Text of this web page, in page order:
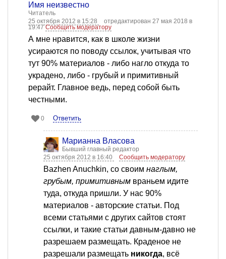
Имя неизвестно
Читатель
25 октября 2012 в 15:28
отредактирован 27 мая 2018 в
19:47Сообщить модератору
А мне нравится, как в школе жизни
усираются по поводу ссылок, учитывая что
тут 90% материалов - либо нагло откуда то
украдено, либо - грубый и примитивный
рерайт. Главное ведь, перед собой быть
честными.
0 Ответить
Марианна Власова
Бывший главный редактор
25 октября 2012 в 16:40
Сообщить модератору
Bazhen Anuchkin, со своим наглым,
грубым, примитивным враньем идите
туда, откуда пришли. У нас 90%
материалов - авторские статьи. Под
всеми статьями с других сайтов стоят
ссылки, и такие статьи давным-давно не
разрешаем размещать. Краденое не
разрешали размещать никогда, всё